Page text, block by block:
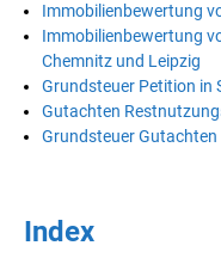
Immobilienbewertung
Immobilienbewertung
Chemnitz und Leipzig
Grundsteuer Petition in
Gutachten
Grundsteuer Gutachten
Index